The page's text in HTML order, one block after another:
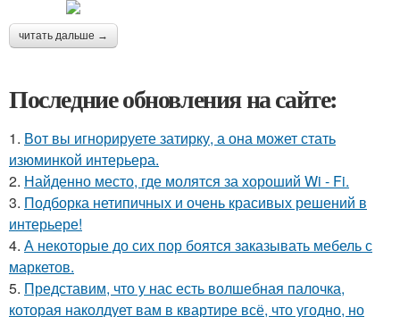
читать дальше →
Последние обновления на сайте:
1. Вот вы игнорируете затирку, а она может стать
изюминкой интерьера.
2. Найденно место, где молятся за хороший Wi - Fi.
3. Подборка нетипичных и очень красивых решений в
интерьере!
4. А некоторые до сих пор боятся заказывать мебель с
маркетов.
5. Представим, что у нас есть волшебная палочка,
которая наколдует вам в квартире всё, что угодно, но